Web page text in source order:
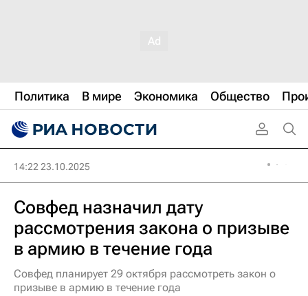
Политика В мире Экономика Общество
14:22 23.10.2025
Совфед назначил дату
рассмотрения закона о призыве
в армию в течение года
Совфед планирует 29 октября рассмотреть закон о
призыве в армию в течение года